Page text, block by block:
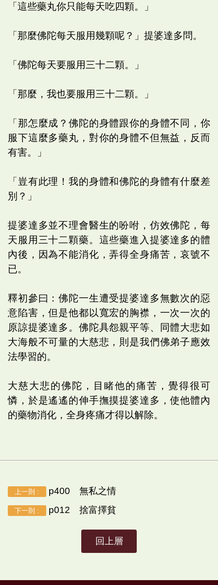
「這些藥丸你只能每天吃四顆。」
「那麼佛陀每天服用幾顆呢？」提婆達多問。
「佛陀每天要服用三十二顆。」
「那麼，我也要服用三十二顆。」
「那怎麼成？佛陀的身體跟你的身體不同，你
服下這麼多藥丸，對你的身體不但無益，反而
有害。」
「豈有此理！我的身體和佛陀的身體有什麼差
別？」
提婆達多並不理會醫生的吩咐，仿效佛陀，每
天服用三十二顆藥。這些藥進入提婆達多的體
內後，因為不能消化，弄得全身痛苦，哀號不
已。
釋初參曰：佛陀一生遭受提婆達多無數次的惡
意陷害，但是他都以寬宏的胸襟，一次一次的
原諒提婆達多。佛陀具怨親平等、同體大悲如
大海般不可量的大慈悲，則是我們佛弟子應效
法學習的。
大慈大悲的佛陀，目睹他的痛苦，覺得很可
憐，於是遙遙的伸手撫摸提婆達多，使他體內
的藥物消化，全身疼痛才得以解除。
上一則 : p400 無私之情
下一則 : p012 捨富擇貧
回上層